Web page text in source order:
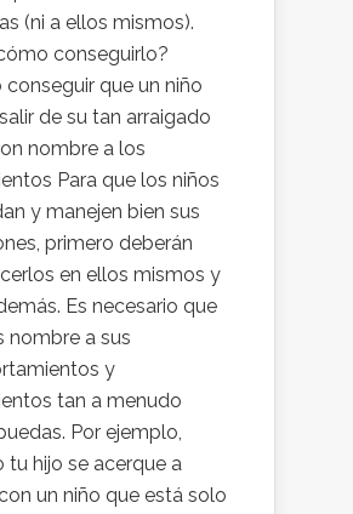
(ni a ellos mismos).
conseguirlo?
conseguir que un niño
de su tan arraigado
nombre a los
Para que los niños
y manejen bien sus
primero deberán
en ellos mismos y
Es necesario que
nombre a sus
y
tan a menudo
Por ejemplo,
tu hijo se acerque a
un niño que está solo